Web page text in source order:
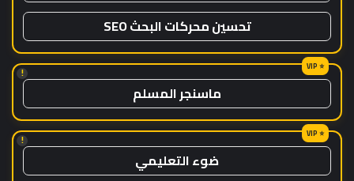
تحسين محركات البحث SEO
!
ماسنجر المسلم
!
ضوء التعليمي